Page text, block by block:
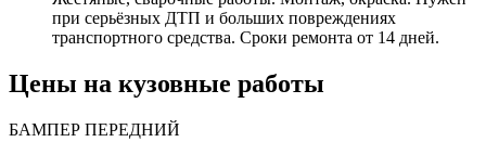
при серьёзных ДТП и больших повреждениях
транспортного средства. Сроки ремонта от 14 дней.
Цены на кузовные работы
БАМПЕР ПЕРЕДНИЙ